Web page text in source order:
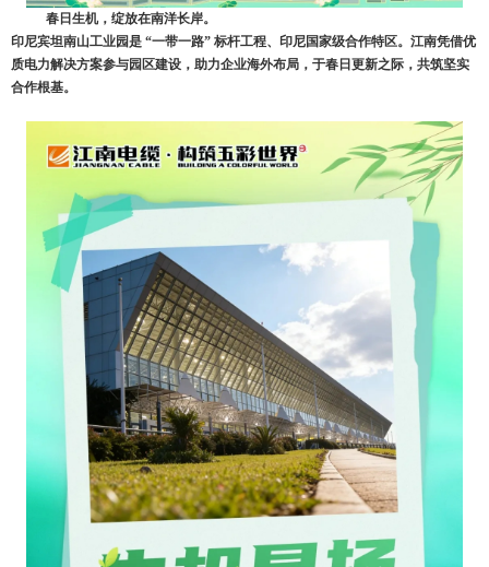
春日生机，绽放在南洋长岸。
印尼宾坦南山工业园是 “一带一路” 标杆工程、印尼国家级合作特区。江南凭借优
质电力解决方案参与园区建设，助力企业海外布局，于春日更新之际，共筑坚实
合作根基。